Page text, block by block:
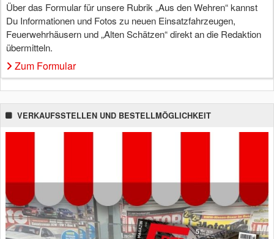
Über das Formular für unsere Rubrik „Aus den Wehren“ kannst
Du Informationen und Fotos zu neuen Einsatzfahrzeugen,
Feuerwehrhäusern und „Alten Schätzen“ direkt an die Redaktion
übermitteln.
Zum Formular
VERKAUFSSTELLEN UND BESTELLMÖGLICHKEIT